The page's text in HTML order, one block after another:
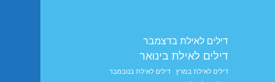
דילים לאילת בדצמבר
דילים לאילת בינואר
דילים לאילת במרץ דילים לאילת בנובמבר